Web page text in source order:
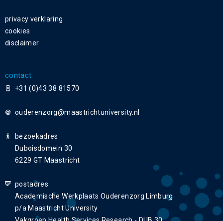
privacy verklaring
cookies
disclaimer
contact
+31 (0)43 38 81570
ouderenzorg
bezoekadres
Duboisdomein 30
6229 GT Maastricht
postadres
Academische Werkplaats Ouderenzorg Limburg
p/a Maastricht University